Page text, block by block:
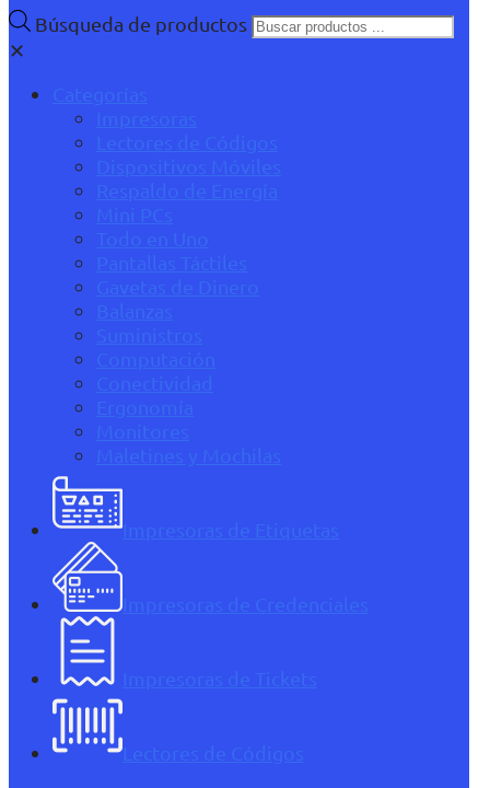
Búsqueda de productos
✕
Categorías
Impresoras
Lectores de Códigos
Dispositivos Móviles
Respaldo de Energía
Mini PCs
Todo en Uno
Pantallas Táctiles
Gavetas de Dinero
Balanzas
Suministros
Computación
Conectividad
Ergonomía
Monitores
Maletines y Mochilas
Impresoras de Etiquetas
Impresoras de Credenciales
Impresoras de Tickets
Lectores de Códigos